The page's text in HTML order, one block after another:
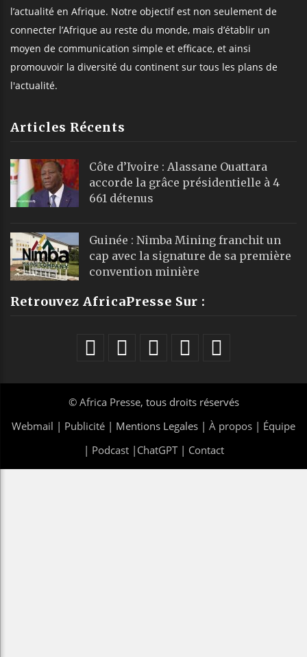
l’actualité en Afrique. Notre objectif est non seulement de
connecter l’Afrique au reste du monde, mais d’établir un
moyen de communication simple et efficace, et ainsi
promouvoir la diversité du continent sur tous les plans de
l'actualité.
Articles Récents
Côte d’Ivoire : Alassane Ouattara
accorde la grâce présidentielle à 4
661 détenus
Guinée : Nimba Mining franchit un
cap avec la signature de sa première
convention minière
Retrouvez AfricaPresse Sur :
© Africa Presse, tous droits réservés
Webmail | Publicité | Mentions Legales | À propos | Équipe
| Podcast| ChatGPT| Contact